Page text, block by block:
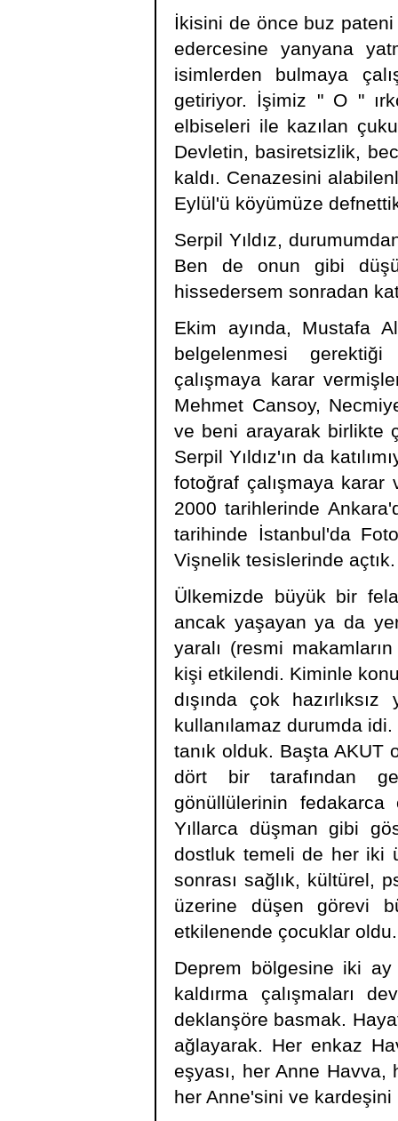
İkisini de önce buz
edercesine yanyana
isimlerden bulmaya
getiriyor. İşimiz " O "
elbiseleri ile kazılan
Devletin, basiretsizlik,
kaldı. Cenazesini
Eylül'ü köyümüze
Serpil Yıldız,
Ben de onun gibi
hissedersem sonradan
Ekim ayında, Mustafa
belgelenmesi
çalışmaya karar
Mehmet Cansoy,
ve beni arayarak birlikte
Serpil Yıldız'ın da
fotoğraf çalışmaya karar
2000 tarihlerinde
tarihinde İstanbul'da
Vişnelik tesislerinde açtık.
Ülkemizde büyük bir
ancak yaşayan ya da
yaralı (resmi
kişi etkilendi. Kiminle
dışında çok
kullanılamaz durumda
tanık olduk. Başta AKUT
dört bir tarafından
gönüllülerinin fedakarca
Yıllarca düşman gibi
dostluk temeli de her iki
sonrası sağlık, kültürel,
üzerine düşen görevi
etkilenende çocuklar
Deprem bölgesine iki ay
kaldırma çalışmaları
deklanşöre basmak.
ağlayarak. Her enkaz
eşyası, her Anne Havva,
her Anne'sini ve